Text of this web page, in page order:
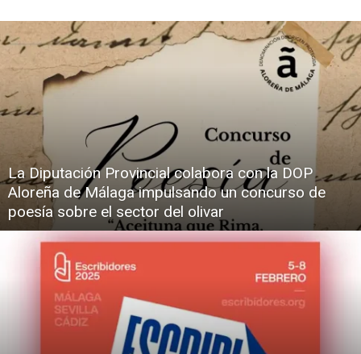
La Diputación Provincial colabora con la DOP
Aloreña de Málaga impulsando un concurso de
poesía sobre el sector del olivar